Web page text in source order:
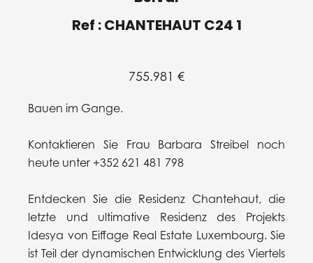
Ref : CHANTEHAUT C24 1
755.981 €
Bauen im Gange.
Kontaktieren Sie Frau Barbara Streibel noch
heute unter +352 621 481 798
Entdecken Sie die Residenz Chantehaut, die
letzte und ultimative Residenz des Projekts
Idesya von Eiffage Real Estate Luxembourg. Sie
ist Teil der dynamischen Entwicklung des Viertels